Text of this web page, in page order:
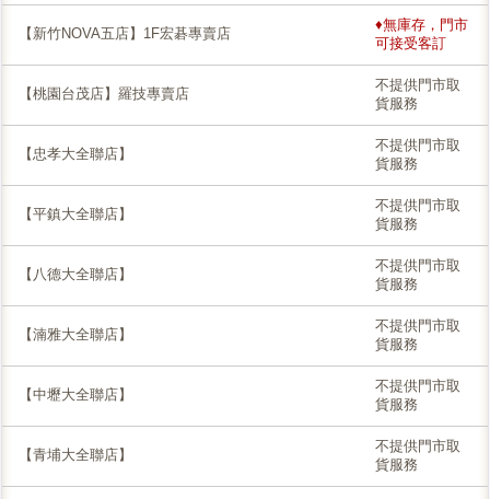
【新竹NOVA五店】1F宏碁專賣店
♦無庫存，門市
可接受客訂
【桃園台茂店】羅技專賣店
不提供門市取
貨服務
【忠孝大全聯店】
不提供門市取
貨服務
【平鎮大全聯店】
不提供門市取
貨服務
【八德大全聯店】
不提供門市取
貨服務
【湳雅大全聯店】
不提供門市取
貨服務
【中壢大全聯店】
不提供門市取
貨服務
【青埔大全聯店】
不提供門市取
貨服務